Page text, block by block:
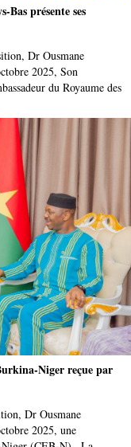
Bas présente ses
Dr Ousmane
2025, Son
du Royaume des
Niger reçue par
Dr Ousmane
2025, une